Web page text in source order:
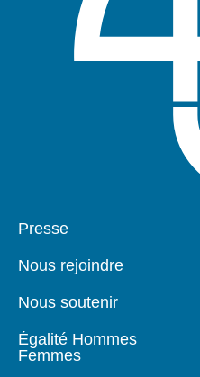
Pied
Presse
Nous rejoindre
Nous soutenir
Égalité Hommes
Femmes